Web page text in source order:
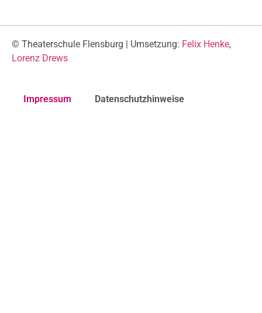
© Theaterschule Flensburg | Umsetzung: Felix Henke,
Lorenz Drews
Impressum Datenschutzhinweise